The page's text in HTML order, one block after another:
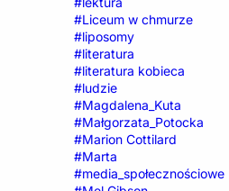
#Liceum w chmurze
#liposomy
#literatura
#literatura kobieca
#ludzie
#Magdalena_Kuta
#Małgorzata_Potocka
#Marion Cottilard
#Marta
#media_społecznościowe